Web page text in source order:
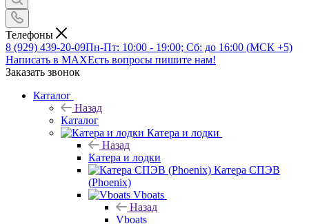
Телефоны
8 (929) 439-20-09Пн-Пт: 10:00 - 19:00; Сб: до 16:00 (МСК +5)
Написать в MAXЕсть вопросы пишите нам!
Заказать звонок
Каталог
Назад
Каталог
Катера и лодки
Назад
Катера и лодки
Катера СПЭВ
(Phoenix)
Vboats
Назад
Vboats